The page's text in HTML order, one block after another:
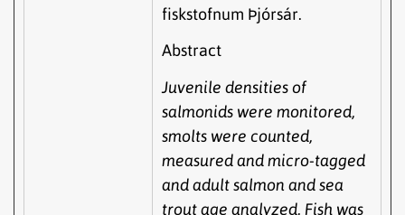
fiskstofnum Þjórsár.
Abstract
Juvenile densities of
salmonids were monitored,
smolts were counted,
measured and micro-tagged
and adult salmon and sea
trout age analyzed. Fish was